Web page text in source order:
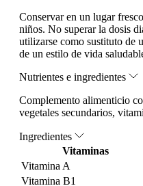
Conservar en un lugar
niños. No superar la dosis
utilizarse como sustituto de
de un estilo de vida
Nutrientes e ingredientes
Complemento alimenticio
vegetales secundarios,
Ingredientes
Vitaminas
Vitamina A
Vitamina B1